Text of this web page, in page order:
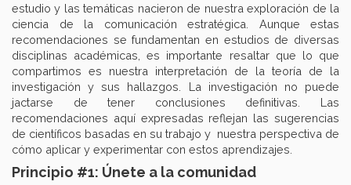
estudio y las temáticas nacieron de nuestra exploración de la
ciencia de la comunicación estratégica. Aunque estas
recomendaciones se fundamentan en estudios de diversas
disciplinas académicas, es importante resaltar que lo que
compartimos es nuestra interpretación de la teoría de la
investigación y sus hallazgos. La investigación no puede
jactarse de tener conclusiones definitivas. Las
recomendaciones aquí expresadas reflejan las sugerencias
de científicos basadas en su trabajo y nuestra perspectiva de
cómo aplicar y experimentar con estos aprendizajes.
Principio #1: Únete a la comunidad